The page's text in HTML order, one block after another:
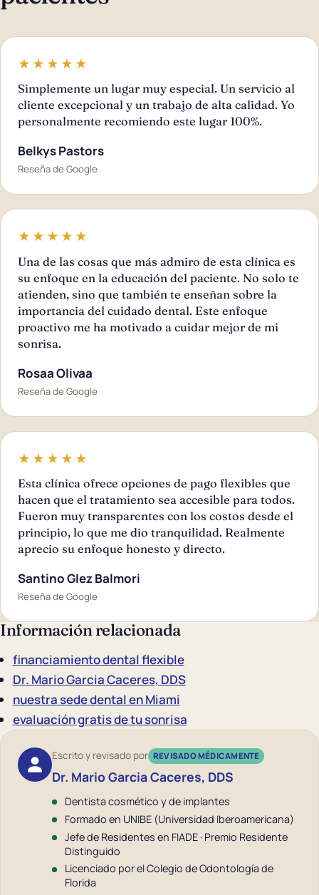
★★★★★
Simplemente un lugar muy especial. Un servicio al
cliente excepcional y un trabajo de alta calidad. Yo
personalmente recomiendo este lugar 100%.
Belkys Pastors
Reseña de Google
★★★★★
Una de las cosas que más admiro de esta clínica es
su enfoque en la educación del paciente. No solo te
atienden, sino que también te enseñan sobre la
importancia del cuidado dental. Este enfoque
proactivo me ha motivado a cuidar mejor de mi
sonrisa.
Rosaa Olivaa
Reseña de Google
★★★★★
Esta clínica ofrece opciones de pago flexibles que
hacen que el tratamiento sea accesible para todos.
Fueron muy transparentes con los costos desde el
principio, lo que me dio tranquilidad. Realmente
aprecio su enfoque honesto y directo.
Santino Glez Balmori
Reseña de Google
Información relacionada
financiamiento dental flexible
Dr. Mario Garcia Caceres, DDS
nuestra sede dental en Miami
evaluación gratis de tu sonrisa
Escrito y revisado por REVISADO MÉDICAMENTE
Dr. Mario Garcia Caceres, DDS
Dentista cosmético y de implantes
Formado en UNIBE (Universidad Iberoamericana)
Jefe de Residentes en FIADE · Premio Residente
Distinguido
Licenciado por el Colegio de Odontología de
Florida